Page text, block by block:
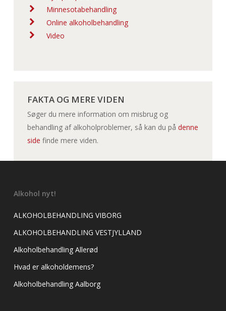
Minnesotabehandling
Online alkoholbehandling
Video
FAKTA OG MERE VIDEN
Søger du mere information om misbrug og
behandling af alkoholproblemer, så kan du på denne
side finde mere viden.
Alkohol nyt!
ALKOHOLBEHANDLING VIBORG
ALKOHOLBEHANDLING VESTJYLLAND
Alkoholbehandling Allerød
Hvad er alkoholdemens?
Alkoholbehandling Aalborg